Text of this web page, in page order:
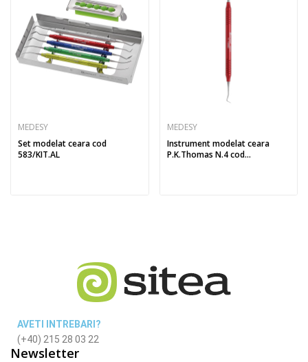
MEDESY
Set modelat ceara cod
583/KIT.AL
MEDESY
Instrument modelat ceara
P.K.Thomas N.4 cod...
AVETI INTREBARI?
(+40) 215 28 03 22
Newsletter